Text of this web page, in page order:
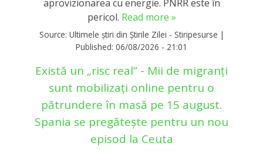
aprovizionarea cu energie. PNRR este în
pericol. Read more »
Source: Ultimele știri din Știrile Zilei - Stiripesurse |
Published: 06/08/2026 - 21:01
Există un „risc real” - Mii de migranți
sunt mobilizați online pentru o
pătrundere în masă pe 15 august.
Spania se pregătește pentru un nou
episod la Ceuta